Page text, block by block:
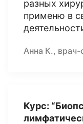
разных
применю в
Анна К.,
Курс: